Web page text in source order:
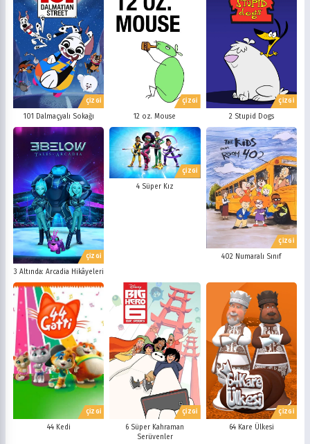
Gizem
Gurme
Günlük Yaşam
Harem
Isekai Komedi
Korku
Macera
Mitoloji
Müzik
Psikolojik
Sci-Fi
Seinen
Shounen
Slice of Life
Spor
Supernatural
Suspense
Süper Güç
Vampir
Ödüllü
2008 2007
2006
2005
2004
2002 2001
2000 1999
1998
1996
1995
1994
1992
1991
1990 1989
1988
1987
1986
1985
1984
1983
1982
1981
1980
Fox Kids / Jetix Kids WB / The
CBeebies / CBBC ABC
NBC
The CW
HBO
STARZ
AMC Syfy
Freeform
TNT
Comedy
National Geographic
BBC
ITV
Channel 4
Canal+ Sky
France TV
tvN (Kore)
JTBC (Kore)
KBS (Kore)
MBC (Kore)
SBS (Kore)
YTV
PBS Kids
TRT Çocuk
Planet Çocuk
Minika Çocuk
Minika Go
Show TV
Kanal D TRT 1
Star TV
ATV
FOX Türkiye
BluTV
Exxen
ÇİZGİ
101 Dalmaçyalı Sokağı
ÇİZGİ
12 oz. Mouse
ÇİZGİ
2 Stupid Dogs
ÇİZGİ
3 Altında: Arcadia Hikâyeleri
ÇİZGİ
4 Süper Kız
ÇİZGİ
402 Numaralı Sınıf
ÇİZGİ
44 Kedi
ÇİZGİ
6 Süper Kahraman
Serüvenler
ÇİZGİ
64 Kare Ülkesi